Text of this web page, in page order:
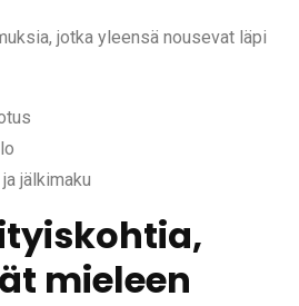
jotka yleensä nousevat läpi
jälkimaku
mieleen